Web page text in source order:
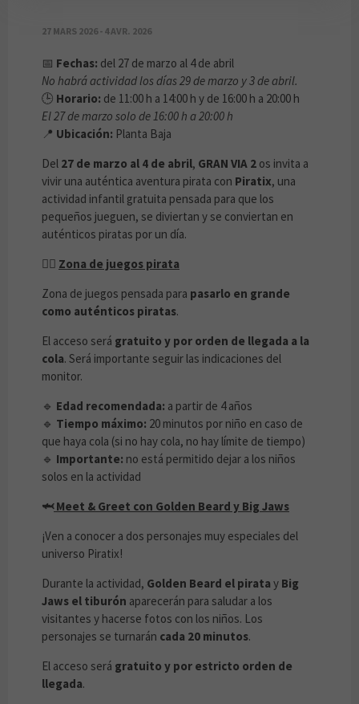
27 MARS 2026 - 4 AVR. 2026
📅 Fechas: del 27 de marzo al 4 de abril
No habrá actividad los días 29 de marzo y 3 de abril.
🕒 Horario: de 11:00 h a 14:00 h y de 16:00 h a 20:00 h
El 27 de marzo solo de 16:00 h a 20:00 h
📍 Ubicación: Planta Baja
Del 27 de marzo al 4 de abril, GRAN VIA 2 os invita a
vivir una auténtica aventura pirata con Piratix, una
actividad infantil gratuita pensada para que los
pequeños jueguen, se diviertan y se conviertan en
auténticos piratas por un día.
🏴‍☠️ Zona de juegos pirata
Zona de juegos pensada para pasarlo en grande
como auténticos piratas.
El acceso será gratuito y por orden de llegada a la
cola. Será importante seguir las indicaciones del
monitor.
🔹 Edad recomendada: a partir de 4 años
🔹 Tiempo máximo: 20 minutos por niño en caso de
que haya cola (si no hay cola, no hay límite de tiempo)
🔹 Importante: no está permitido dejar a los niños
solos en la actividad
🦈 Meet & Greet con Golden Beard y Big Jaws
¡Ven a conocer a dos personajes muy especiales del
universo Piratix!
Durante la actividad, Golden Beard el pirata y Big
Jaws el tiburón aparecerán para saludar a los
visitantes y hacerse fotos con los niños. Los
personajes se turnarán cada 20 minutos.
El acceso será gratuito y por estricto orden de
llegada.